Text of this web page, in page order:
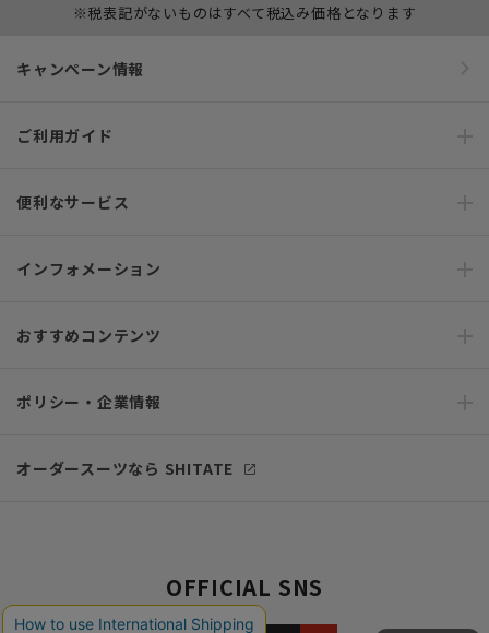
※税表記がないものはすべて税込み価格となります
キャンペーン情報
ご利用ガイド
便利なサービス
インフォメーション
おすすめコンテンツ
ポリシー・企業情報
オーダースーツなら SHITATE
OFFICIAL SNS